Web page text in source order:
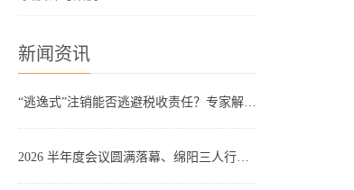
新闻资讯
“逃逸式”注销能否逃避税收责任？专家解读：不能！
2026 半年度会议圆满落幕、绵阳三人行财务_专业企业财税服务